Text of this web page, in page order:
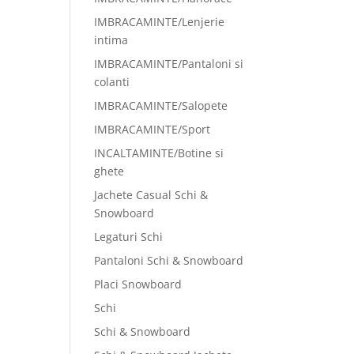
IMBRACAMINTE/Lenjerie
intima
IMBRACAMINTE/Pantaloni si
colanti
IMBRACAMINTE/Salopete
IMBRACAMINTE/Sport
INCALTAMINTE/Botine si
ghete
Jachete Casual Schi &
Snowboard
Legaturi Schi
Pantaloni Schi & Snowboard
Placi Snowboard
Schi
Schi & Snowboard